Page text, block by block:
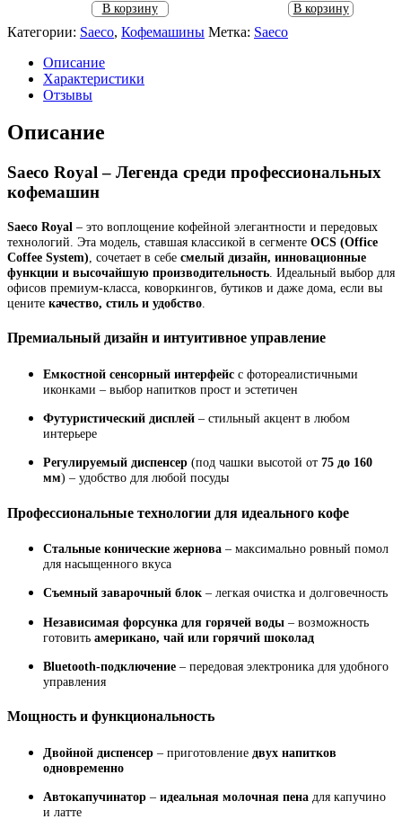
В корзину В корзину
Категории: Saeco, Кофемашины Метка: Saeco
Описание
Характеристики
Отзывы
Описание
Saeco Royal – Легенда среди профессиональных
кофемашин
Saeco Royal – это воплощение кофейной элегантности и передовых
технологий. Эта модель, ставшая классикой в сегменте OCS (Office
Coffee System) , сочетает в себе смелый дизайн, инновационные
функции и высочайшую производительность . Идеальный выбор для
офисов премиум-класса, коворкингов, бутиков и даже дома, если вы
цените качество, стиль и удобство
Премиальный дизайн и интуитивное управление
Емкостной сенсорный интерфейс с фотореалистичными
иконками – выбор напитков прост и эстетичен
Футуристический дисплей – стильный акцент в любом
интерьере
Регулируемый диспенсер (под чашки высотой от 75 до 160
мм) – удобство для любой посуды
Профессиональные технологии для идеального кофе
Стальные конические жернова – максимально ровный помол
для насыщенного вкуса
Съемный заварочный блок – легкая очистка и долговечность
Независимая форсунка для горячей воды – возможность
готовить американо, чай или горячий шоколад
Bluetooth-подключение – передовая электроника для удобного
управления
Мощность и функциональность
Двойной диспенсер – приготовление двух напитков
одновременно
Автокапучинатор – идеальная молочная пена для капучино
и латте